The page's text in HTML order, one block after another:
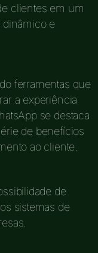
clientes em um
dinâmico e
ferramentas que
a experiência
se destaca
de benefícios
ao cliente.
de
sistemas de